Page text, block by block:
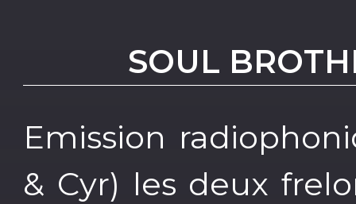
SOUL
Emission
& Cyr) les deux